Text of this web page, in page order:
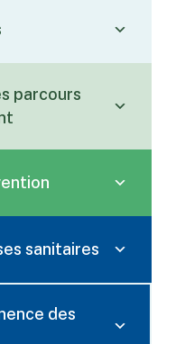
parcours
sanitaires
des